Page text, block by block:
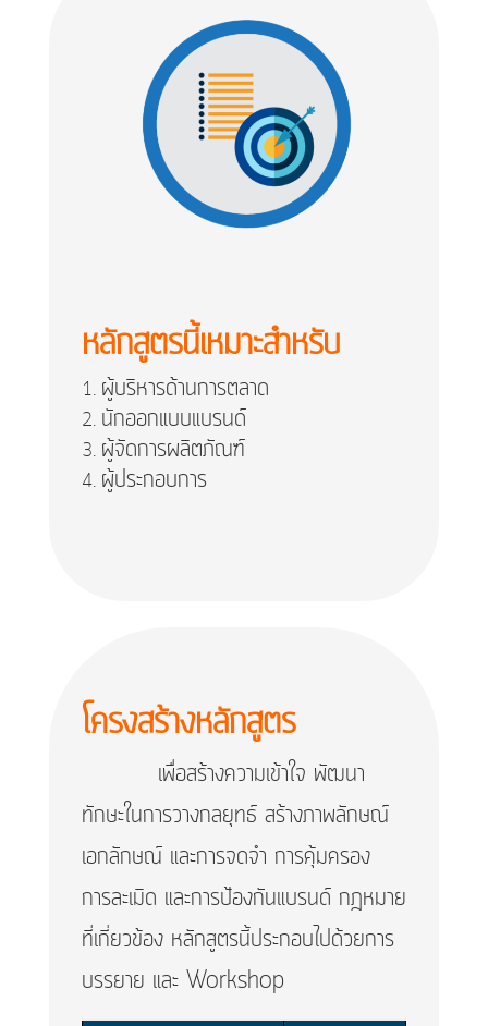
หลักสูตรนี้เหมาะสำหรับ
ผู้บริหารด้านการตลาด
นักออกแบบแบรนด์
ผู้จัดการผลิตภัณฑ์
ผู้ประกอบการ
โครงสร้างหลักสูตร
เพื่อสร้างความเข้าใจ พัฒนา
ทักษะในการวางกลยุทธ์ สร้างภาพลักษณ์
เอกลักษณ์ และการจดจำ การคุ้มครอง
การละเมิด และการป้องกันแบรนด์ กฎหมาย
ที่เกี่ยวข้อง หลักสูตรนี้ประกอบไปด้วยการ
บรรยาย และ Workshop